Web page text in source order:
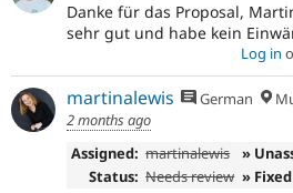
Danke für das Proposal,
sehr gut und habe kein
Log in
martinalewis German
2 months ago
Assigned: martinalewis
»
Status: Needs review » Fixed